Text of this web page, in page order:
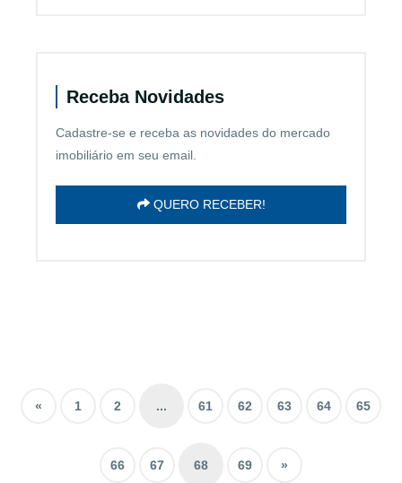
Receba Novidades
Cadastre-se e receba as novidades do mercado
imobiliário em seu email.
QUERO RECEBER!
« 1 2 ... 61 62 63 64 65
66 67 68 69 »